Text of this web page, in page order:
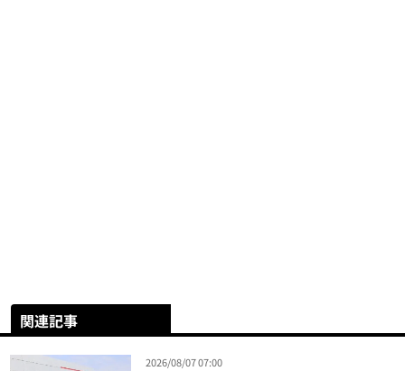
関連記事
2026/08/07 07:00